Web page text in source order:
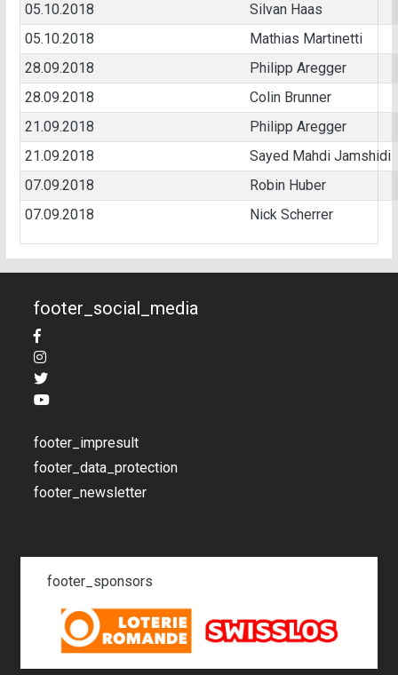
05.10.2018
Silvan Haas
05.10.2018
Mathias Martinetti
28.09.2018
Philipp Aregger
28.09.2018
Colin Brunner
21.09.2018
Philipp Aregger
21.09.2018
Sayed Mahdi Jamshidi
07.09.2018
Robin Huber
07.09.2018
Nick Scherrer
footer_social_media
footer_impresult
footer_data_protection
footer_newsletter
footer_sponsors